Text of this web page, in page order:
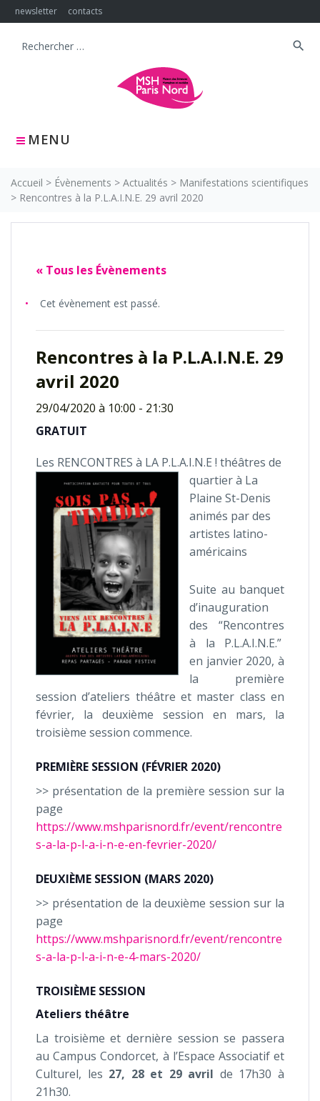
Skip
to
newsletter contacts
MENU
Search
search
Accueil > Évènements > Actualités > Manifestations scientifiques
> Rencontres à la P.L.A.I.N.E. 29 avril 2020
« Tous les Évènements
Cet évènement est passé.
Rencontres à la P.L.A.I.N.E. 29
avril 2020
29/04/2020 à 10:00 - 21:30
GRATUIT
Les RENCONTRES à LA P.L.A.I.N.E ! théâtres de
quartier à La
Plaine St-Denis
animés par des
artistes latino-
américains
Suite au banquet
d’inauguration
des “Rencontres
à la P.L.A.I.N.E.”
en janvier 2020, à
la première
session d’ateliers théâtre et master class en
février, la deuxième session en mars, la
troisième session commence.
PREMIÈRE SESSION (FÉVRIER 2020)
>> présentation de la première session sur la
page
https://www.mshparisnord.fr/event/rencontre
s-a-la-p-l-a-i-n-e-en-fevrier-2020/
DEUXIÈME SESSION (MARS 2020)
>> présentation de la deuxième session sur la
page
https://www.mshparisnord.fr/event/rencontre
s-a-la-p-l-a-i-n-e-4-mars-2020/
TROISIÈME SESSION
Ateliers théâtre
La troisième et dernière session se passera
au Campus Condorcet, à l’Espace Associatif et
Culturel, les 27, 28 et 29 avril de 17h30 à
21h30.